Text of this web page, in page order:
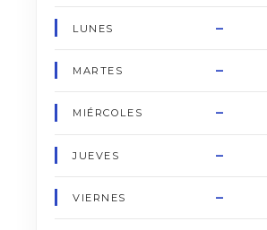
LUNES –
MARTES –
MIÉRCOLES –
JUEVES –
VIERNES –